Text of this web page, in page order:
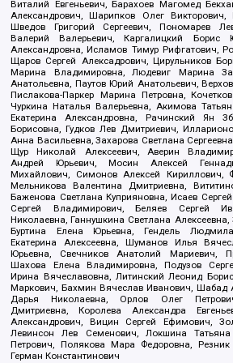
Виталий Евгеньевич, Барахоев Магомед
Александрович, Шарипков Олег
Шведов Григорий Сергеевич, Пономарев
Валерий Валерьевич, Каргалицкий Борис
Александровна, Исламов Тимур Рифгатович,
Щаров Сергей Алексадрович, Цирульников
Марина Владимировна, Людевиг Марина
Анатольевна, Паутов Юрий Анатольевич,
Пислакова-Паркер Марина Петровна,
Чуркина Наталья Валерьевна, Акимова
Екатерина Александровна, Рачинский Ян
Борисовна, Гудков Лев Дмитриевич,
Анна Васильевна, Захарова Светлана
Щур Николай Алексеевич, Аверин
Андрей Юрьевич, Мосин Алексей
Михайлович, Симонов Алексей Кириллович,
Мельникова Валентина Дмитриевна,
Баженова Светлана Куприяновна, Исаев
Сергей Владимирович, Беляев Сергей
Николаевна, Ганнушкина Светлана
Буртина Елена Юрьевна, Гендель
Екатерина Алексеевна, Шуманов Илья
Юрьевна, Свечников Анатолий Мариевич,
Шахова Елена Владимировна, Подузов
Ирина Вячеславовна, Литинский Леонид
Маркович, Бахмин Вячеслав Иванович, Шабад
Дарья Николаевна, Орлов Олег
Дмитриевна, Королева Александра
Александрович, Вицин Сергей Ефимович,
Левинсон Лев Семенович, Локшина
Петрович, Полякова Мара Федоровна,
Герман Константинович